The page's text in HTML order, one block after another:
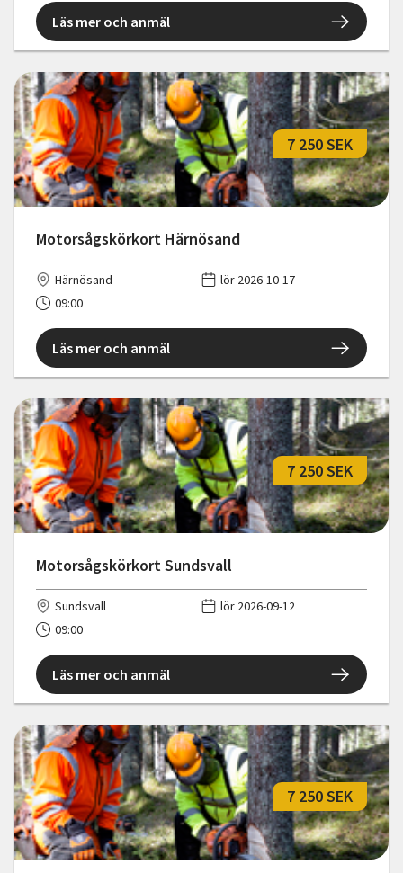
Läs mer och anmäl
Motorsågskörkort Härnösand
7 250 SEK
Härnösand
lör 2026-10-17
09:00
Läs mer och anmäl
Motorsågskörkort Sundsvall
7 250 SEK
Sundsvall
lör 2026-09-12
09:00
Läs mer och anmäl
7 250 SEK